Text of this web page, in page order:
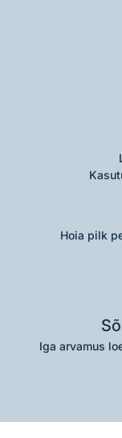
Hoia pilk
Iga arvamus